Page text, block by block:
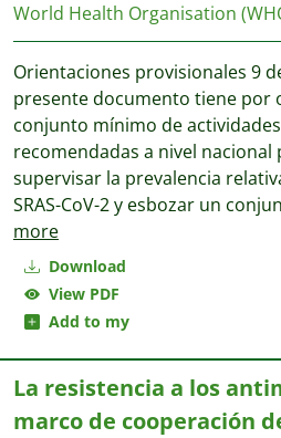
Download
View PDF
Add to my
World Health Organisation
Orientaciones provisionales 9
presente documento tiene por
conjunto mínimo de
recomendadas a nivel nacional
supervisar la prevalencia
SRAS-CoV-2 y esbozar un
more
La resistencia a los
marco de cooperación